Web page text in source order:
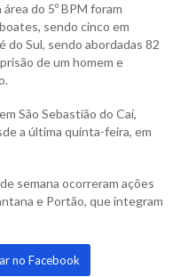
do 5º BPM foram
sendo cinco em
do Sul, sendo abordadas 82
de um homem e
São Sebastião do Caí,
a última quinta-feira, em
semana ocorreram ações
e Portão, que integram
no Facebook